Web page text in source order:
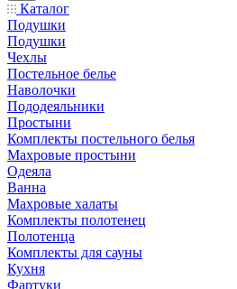
Каталог
Подушки
Подушки
Чехлы
Постельное белье
Наволочки
Пододеяльники
Простыни
Комплекты постельного белья
Махровые простыни
Одеяла
Ванна
Махровые халаты
Комплекты полотенец
Полотенца
Комплекты для сауны
Кухня
Фартуки